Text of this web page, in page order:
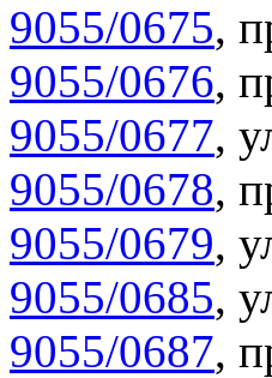
9055/0675,
9055/0676,
9055/0677,
9055/0678,
9055/0679,
9055/0685,
9055/0687,